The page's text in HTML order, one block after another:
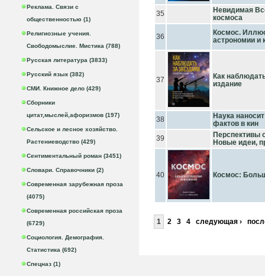
Реклама. Связи с
общественностью (1)
Религиозные учения.
Свободомыслие. Мистика (788)
Русская литература (3833)
Русский язык (382)
СМИ. Книжное дело (429)
Сборники
цитат,мыслей,афоризмов (197)
Сельское и лесное хозяйство.
Растениеводство (429)
Сентиментальный роман (3451)
Словари. Справочники (2)
Современная зарубежная проза
(4075)
Современная российская проза
(6729)
Социология. Демография.
Статистика (692)
Спецназ (1)
35
Невидимая
космоса
36
Космос.
астрономии и
37
Как
издание
38
Наука
фактов в кин
39
Перспективы
Новые идеи,
40 Космос:
1 2 3 4 следующая ›